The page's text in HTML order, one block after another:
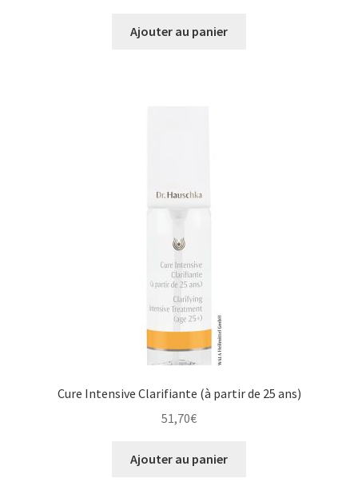
Ajouter au panier
Cure Intensive Clarifiante (à partir de 25 ans)
51,70€
Ajouter au panier